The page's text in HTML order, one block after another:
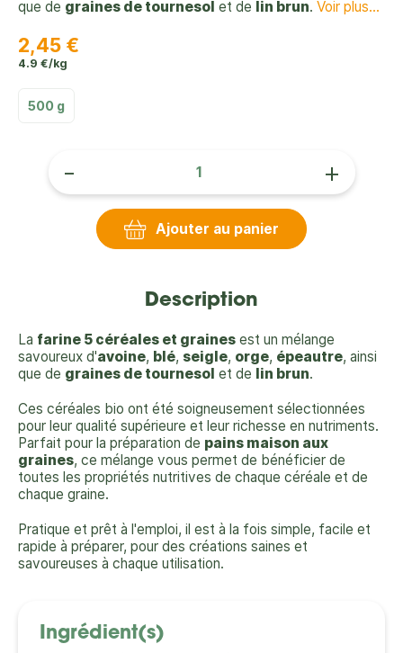
que de graines de tournesol et de lin brun. Voir plus...
2,45 €
4.9 €/kg
500 g
- +
Ajouter au panier
Description
La farine 5 céréales et graines est un mélange
savoureux d'avoine, blé, seigle, orge, épeautre, ainsi
que de graines de tournesol et de lin brun.
Ces céréales bio ont été soigneusement sélectionnées
pour leur qualité supérieure et leur richesse en nutriments.
Parfait pour la préparation de pains maison aux
graines, ce mélange vous permet de bénéficier de
toutes les propriétés nutritives de chaque céréale et de
chaque graine.
Pratique et prêt à l'emploi, il est à la fois simple, facile et
rapide à préparer, pour des créations saines et
savoureuses à chaque utilisation.
Ingrédient(s)